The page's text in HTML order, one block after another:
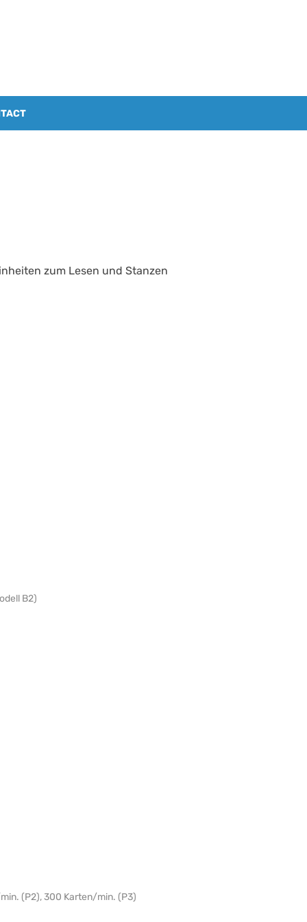
zum Lesen und Stanzen
B2)
(P2), 300 Karten/min. (P3)